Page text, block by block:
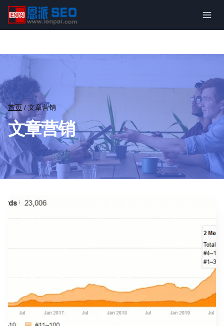
内
首页 / 文章营销
文章营销